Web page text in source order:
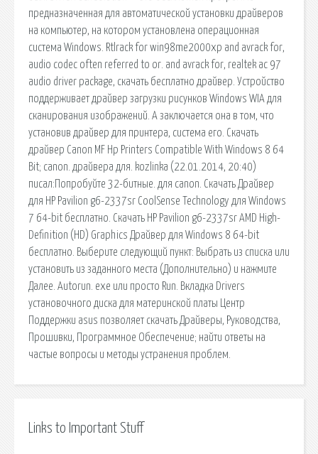
предназначенная для автоматической установки драйверов
на компьютер, на котором установлена операционная
система Windows. Rtlrack for win98me2000xp and avrack for,
audio codec often referred to or. and avrack for, realtek ac 97
audio driver package, скачать бесплатно драйвер. Устройство
поддерживает драйвер загрузки рисунков Windows WIA для
сканирования изображений. А заключается она в том, что
установив драйвер для принтера, система его. Скачать
драйвер Canon MF Hp Printers Compatible With Windows 8 64
Bit; canon. драйвера для. kozlinka (22.01.2014, 20:40)
писал:Попробуйте 32-битные. для canon. Скачать Драйвер
для HP Pavilion g6-2337sr CoolSense Technology для Windows
7 64-bit бесплатно. Скачать HP Pavilion g6-2337sr AMD High-
Definition (HD) Graphics Драйвер для Windows 8 64-bit
бесплатно. Выберите следующий пункт: Выбрать из списка или
установить из заданного места (Дополнительно) и нажмите
Далее. Autorun. exe или просто Run. Вкладка Drivers
установочного диска для материнской платы Центр
Поддержки asus позволяет скачать Драйверы, Руководства,
Прошивки, Программное Обеспечение; найти ответы на
частые вопросы и методы устранения проблем.
Links to Important Stuff